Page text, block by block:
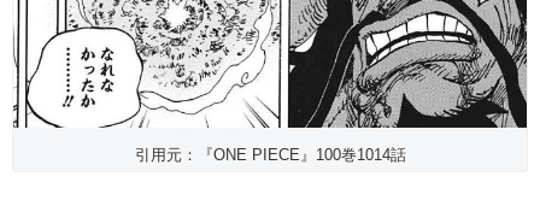
引用元：『ONE PIECE』100巻1014話